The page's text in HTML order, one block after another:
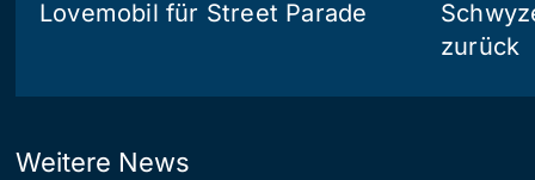
Lovemobil für Street Parade
zurück
Weitere News